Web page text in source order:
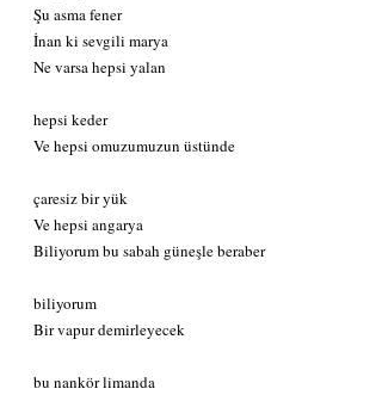
Şu asma fener
İnan ki sevgili marya
Ne varsa hepsi yalan
hepsi keder
Ve hepsi omuzumuzun üstünde
çaresiz bir yük
Ve hepsi angarya
Biliyorum bu sabah güneşle beraber
biliyorum
Bir vapur demirleyecek
bu nankör limanda